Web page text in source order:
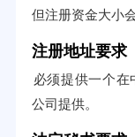
但注册资金大小
注册地址要求
必须提供一个在
公司提供。